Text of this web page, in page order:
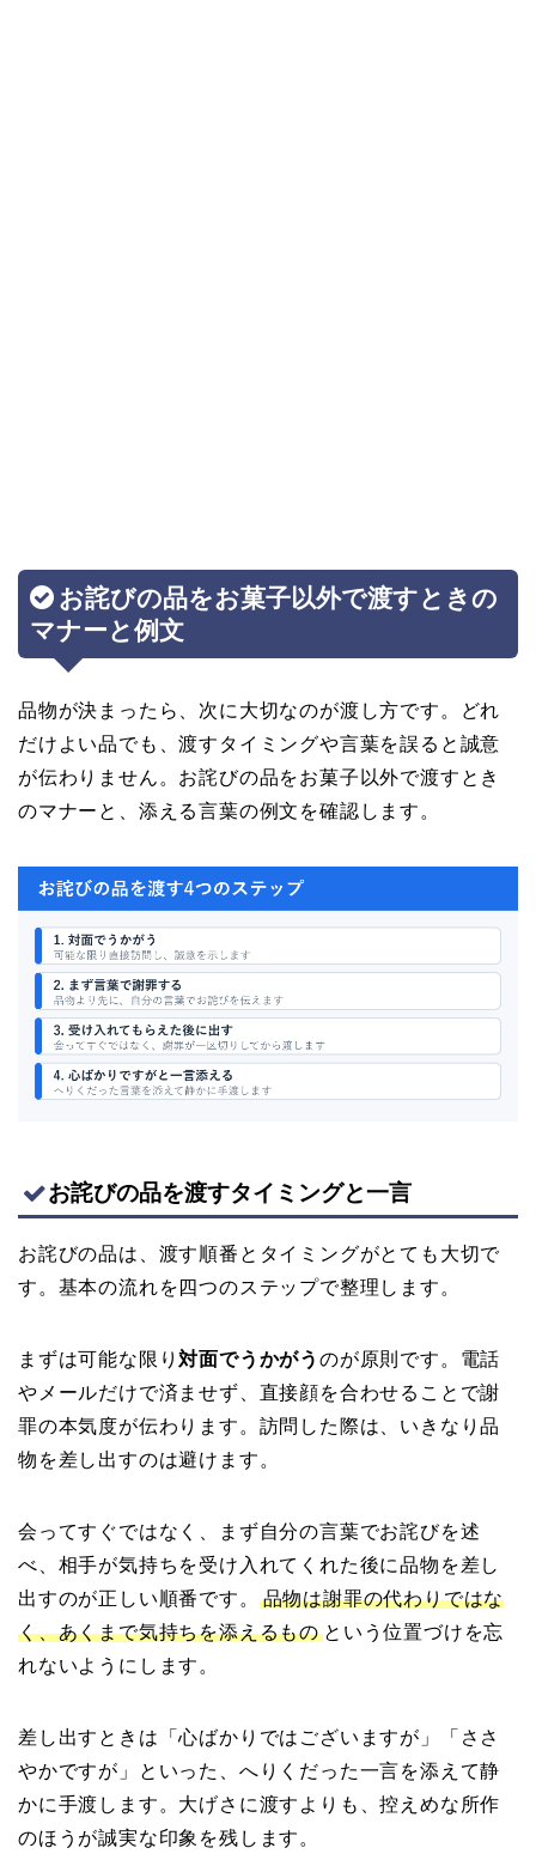
お詫びの品をお菓子以外で渡すときの
マナーと例文
品物が決まったら、次に大切なのが渡し方です。どれ
だけよい品でも、渡すタイミングや言葉を誤ると誠意
が伝わりません。お詫びの品をお菓子以外で渡すとき
のマナーと、添える言葉の例文を確認します。
お詫びの品を渡すタイミングと一言
お詫びの品は、渡す順番とタイミングがとても大切で
す。基本の流れを四つのステップで整理します。
まずは可能な限り対面でうかがうのが原則です。電話
やメールだけで済ませず、直接顔を合わせることで謝
罪の本気度が伝わります。訪問した際は、いきなり品
物を差し出すのは避けます。
会ってすぐではなく、まず自分の言葉でお詫びを述
べ、相手が気持ちを受け入れてくれた後に品物を差し
出すのが正しい順番です。
品物は謝罪の代わりではな
く、あくまで気持ちを添えるもの という位置づけを忘
れないようにします。
差し出すときは「心ばかりではございますが」「ささ
やかですが」といった、へりくだった一言を添えて静
かに手渡します。大げさに渡すよりも、控えめな所作
のほうが誠実な印象を残します。